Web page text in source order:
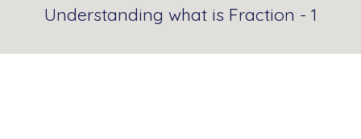
Understanding what is Fraction - 1